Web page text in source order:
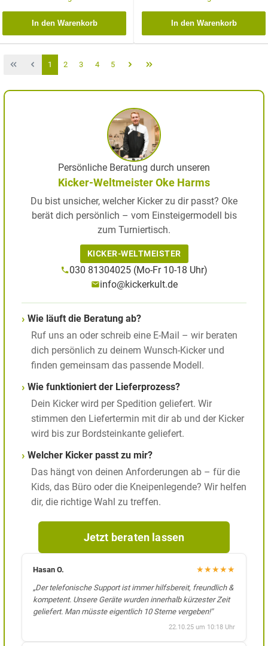
In den Warenkorb In den Warenkorb
1 2 3 4 5
Persönliche Beratung durch unseren
Kicker-Weltmeister Oke Harms
Du bist unsicher, welcher Kicker zu dir passt? Oke
berät dich persönlich – vom Einsteigermodell bis
zum Turniertisch.
KICKER-WELTMEISTER
030 81304025 (Mo-Fr 10-18 Uhr)
info@kickerkult.de
Wie läuft die Beratung ab?
Ruf uns an oder schreib eine E-Mail – wir beraten
dich persönlich zu deinem Wunsch-Kicker und
finden gemeinsam das passende Modell.
Wie funktioniert der Lieferprozess?
Dein Kicker wird per Spedition geliefert. Wir
stimmen den Liefertermin mit dir ab und der Kicker
wird bis zur Bordsteinkante geliefert.
Welcher Kicker passt zu mir?
Das hängt von deinen Anforderungen ab – für die
Kids, das Büro oder die Kneipenlegende? Wir helfen
dir, die richtige Wahl zu treffen.
Jetzt beraten lassen
Hasan O. ★★★★★
„Der telefonische Support ist immer hilfsbereit, freundlich &
kompetent. Unsere Geräte wurden innerhalb kürzester Zeit
geliefert. Man müsste eigentlich 10 Sterne vergeben!"
22.10.25 um 10:18 Uhr